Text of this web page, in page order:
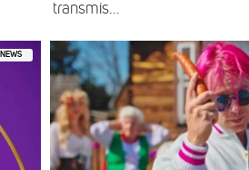
transmis...
NEWS